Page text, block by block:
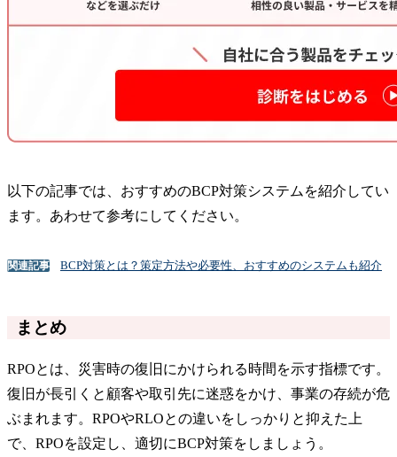
以下の記事では、おすすめのBCP対策システムを紹介してい
ます。あわせて参考にしてください。
関連記事 BCP対策とは？策定方法や必要性、おすすめのシステムも紹介
まとめ
RPOとは、災害時の復旧にかけられる時間を示す指標です。
復旧が長引くと顧客や取引先に迷惑をかけ、事業の存続が危
ぶまれます。RPOやRLOとの違いをしっかりと抑えた上
で、RPOを設定し、適切にBCP対策をしましょう。